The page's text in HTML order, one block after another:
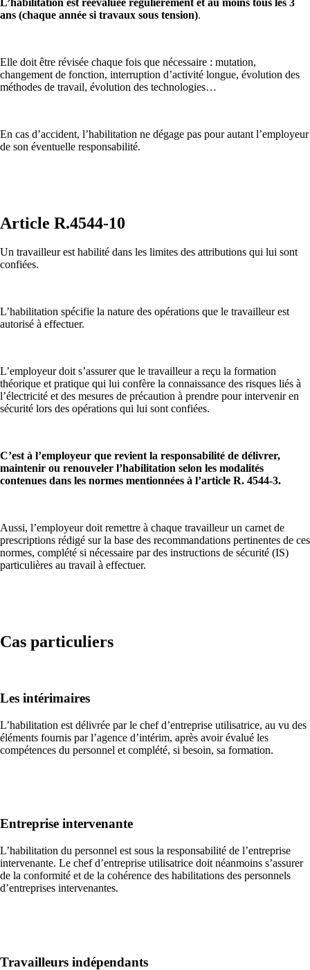
ans (chaque année si travaux sous tension).
Elle doit être révisée chaque fois que nécessaire : mutation,
changement de fonction, interruption d’activité longue, évolution des
méthodes de travail, évolution des technologies…
En cas d’accident, l’habilitation ne dégage pas pour autant l’employeur
de son éventuelle responsabilité.
Article R.4544-10
Un travailleur est habilité dans les limites des attributions qui lui sont
confiées.
L’habilitation spécifie la nature des opérations que le travailleur est
autorisé à effectuer.
L’employeur doit s’assurer que le travailleur a reçu la formation
théorique et pratique qui lui confère la connaissance des risques liés à
l’électricité et des mesures de précaution à prendre pour intervenir en
sécurité lors des opérations qui lui sont confiées.
C’est à l’employeur que revient la responsabilité de délivrer,
maintenir ou renouveler l’habilitation selon les modalités
contenues dans les normes mentionnées à l’article R. 4544-3.
Aussi, l’employeur doit remettre à chaque travailleur un carnet de
prescriptions rédigé sur la base des recommandations pertinentes de ces
normes, complété si nécessaire par des instructions de sécurité (IS)
particulières au travail à effectuer.
Cas particuliers
Les intérimaires
L’habilitation est délivrée par le chef d’entreprise utilisatrice, au vu des
éléments fournis par l’agence d’intérim, après avoir évalué les
compétences du personnel et complété, si besoin, sa formation.
Entreprise intervenante
L’habilitation du personnel est sous la responsabilité de l’entreprise
intervenante. Le chef d’entreprise utilisatrice doit néanmoins s’assurer
de la conformité et de la cohérence des habilitations des personnels
d’entreprises intervenantes.
Travailleurs indépendants